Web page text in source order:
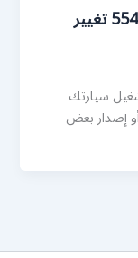
تبديل بطارية سيارة المهبولة 55445363 تغيير
سيارتك
إصدار بعض